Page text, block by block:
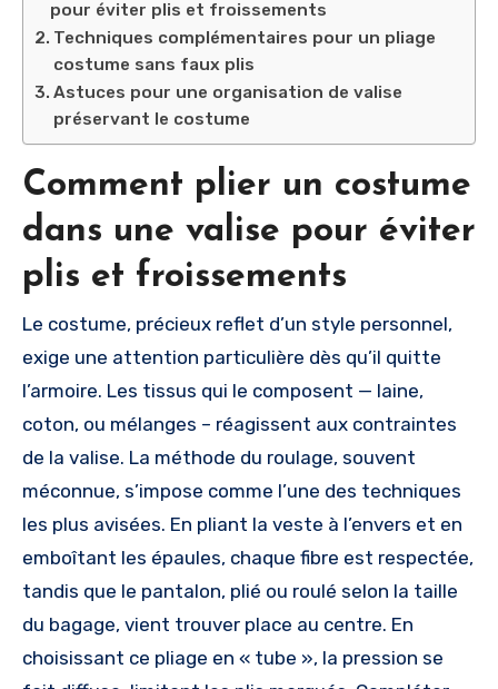
pour éviter plis et froissements
Techniques complémentaires pour un pliage
costume sans faux plis
Astuces pour une organisation de valise
préservant le costume
Comment plier un costume
dans une valise pour éviter
plis et froissements
Le costume, précieux reflet d’un style personnel,
exige une attention particulière dès qu’il quitte
l’armoire. Les tissus qui le composent — laine,
coton, ou mélanges – réagissent aux contraintes
de la valise. La méthode du roulage, souvent
méconnue, s’impose comme l’une des techniques
les plus avisées. En pliant la veste à l’envers et en
emboîtant les épaules, chaque fibre est respectée,
tandis que le pantalon, plié ou roulé selon la taille
du bagage, vient trouver place au centre. En
choisissant ce pliage en « tube », la pression se